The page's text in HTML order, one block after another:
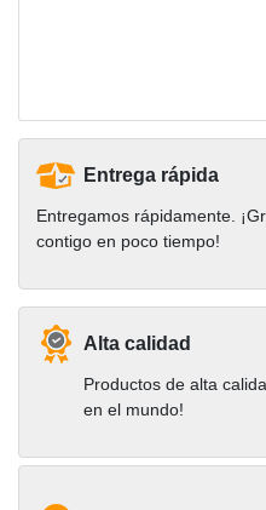
Entrega rápida
Entregamos rápidamente.
contigo en poco tiempo!
Alta calidad
Productos de alta
en el mundo!